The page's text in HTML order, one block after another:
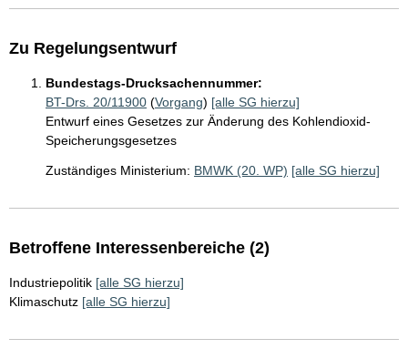
Zu Regelungsentwurf
Bundestags-Drucksachennummer:
BT-Drs. 20/11900 (Vorgang) [alle SG hierzu]
Entwurf eines Gesetzes zur Änderung des Kohlendioxid-
Speicherungsgesetzes
Zuständiges Ministerium: BMWK (20. WP) [alle SG hierzu]
Betroffene Interessenbereiche (2)
Industriepolitik [alle SG hierzu]
Klimaschutz [alle SG hierzu]